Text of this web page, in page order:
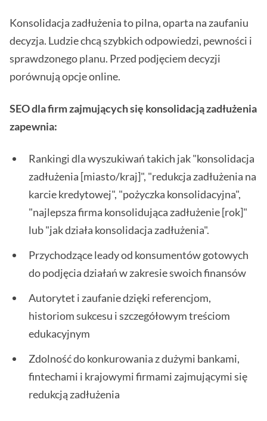
Konsolidacja zadłużenia to pilna, oparta na zaufaniu
decyzja. Ludzie chcą szybkich odpowiedzi, pewności i
sprawdzonego planu. Przed podjęciem decyzji
porównują opcje online.
SEO dla firm zajmujących się konsolidacją zadłużenia
zapewnia:
Rankingi dla wyszukiwań takich jak "konsolidacja
zadłużenia [miasto/kraj]", "redukcja zadłużenia na
karcie kredytowej", "pożyczka konsolidacyjna",
"najlepsza firma konsolidująca zadłużenie [rok]"
lub "jak działa konsolidacja zadłużenia".
Przychodzące leady od konsumentów gotowych
do podjęcia działań w zakresie swoich finansów
Autorytet i zaufanie dzięki referencjom,
historiom sukcesu i szczegółowym treściom
edukacyjnym
Zdolność do konkurowania z dużymi bankami,
fintechami i krajowymi firmami zajmującymi się
redukcją zadłużenia